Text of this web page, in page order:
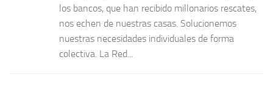
los bancos, que han recibido millonarios rescates,
nos echen de nuestras casas. Solucionemos
nuestras necesidades individuales de forma
colectiva. La Red...